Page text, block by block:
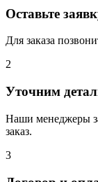
Оставьте
Для заказа
2
Уточним
Наши менеджеры
заказ.
3